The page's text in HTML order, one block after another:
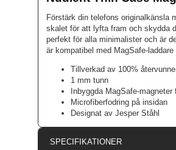
Förstärk din telefons originalkänsla
skalet för att lyfta fram och skydda
perfekt för alla minimalister och är
är kompatibel med MagSafe-
Tillverkad av 100%
1 mm tunn
Inbyggda MagSafe-
Microfiberfodring på insidan
Designat av Jesper Ståhl
SPECIFIKATIONER